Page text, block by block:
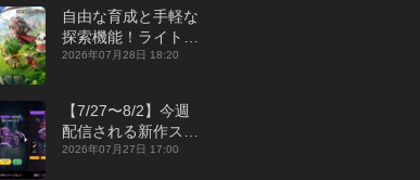
自由な育成と手軽な
探索機能！ライトカ
ジュアルMMORPG
征』【最新作PICKU
P】
2026年07月28日 18:20
【7/27〜8/2】今週
配信される新作スマ
ホゲームをまとめて
2026年07月27日 17:00